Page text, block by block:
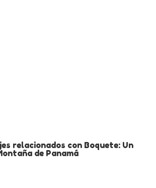
relacionados con Boquete: Un
de Panamá